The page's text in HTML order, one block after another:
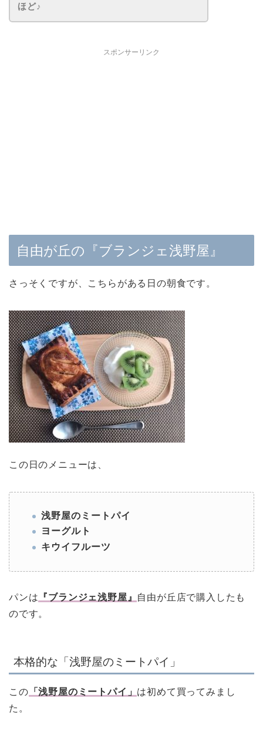
ほど♪
スポンサーリンク
自由が丘の『ブランジェ浅野屋』
さっそくですが、こちらがある日の朝食です。
この日のメニューは、
浅野屋のミートパイ
ヨーグルト
キウイフルーツ
パンは 『ブランジェ浅野屋』 自由が丘店で購入したも
のです。
本格的な「浅野屋のミートパイ」
この 「浅野屋の ミートパイ」 は初めて買ってみまし
た。